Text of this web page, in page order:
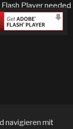
Player needed
navigieren mit